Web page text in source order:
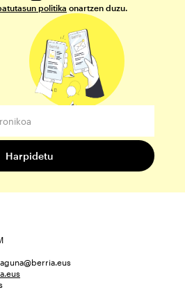
politika onartzen duzu.